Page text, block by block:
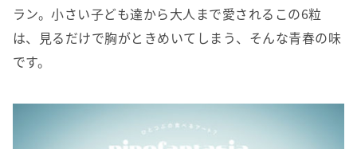
ラン。小さい子ども達から大人まで愛されるこの6粒
は、見るだけで胸がときめいてしまう、そんな青春の味
です。